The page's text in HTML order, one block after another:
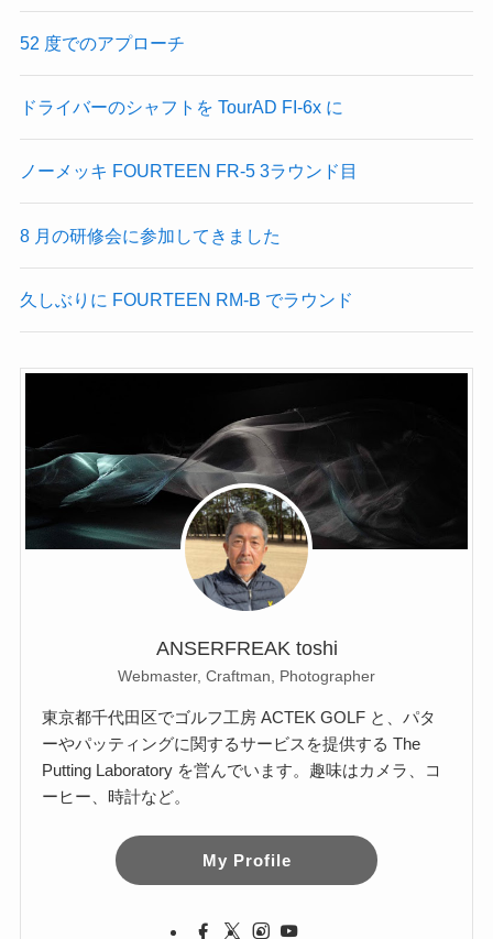
52 度でのアプローチ
ドライバーのシャフトを TourAD FI-6x に
ノーメッキ FOURTEEN FR-5 3ラウンド目
8 月の研修会に参加してきました
久しぶりに FOURTEEN RM-B でラウンド
ANSERFREAK toshi
Webmaster, Craftman, Photographer
東京都千代田区でゴルフ工房 ACTEK GOLF と、パタ
ーやパッティングに関するサービスを提供する The
Putting Laboratory を営んでいます。趣味はカメラ、コ
ーヒー、時計など。
My Profile